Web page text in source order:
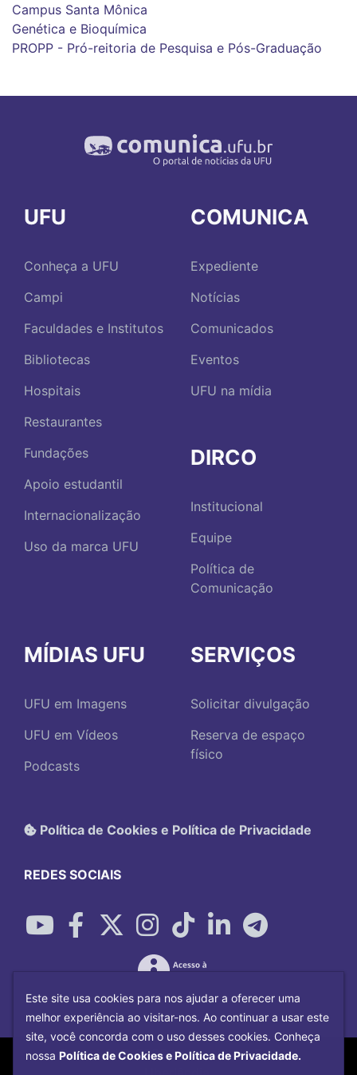
Campus Santa Mônica
Genética e Bioquímica
PROPP - Pró-reitoria de Pesquisa e Pós-Graduação
UFU
Conheça a UFU
Campi
Faculdades e Institutos
Bibliotecas
Hospitais
Restaurantes
Fundações
Apoio estudantil
Internacionalização
Uso da marca UFU
COMUNICA
Expediente
Notícias
Comunicados
Eventos
UFU na mídia
DIRCO
Institucional
Equipe
Política de
Comunicação
MÍDIAS UFU
UFU em Imagens
UFU em Vídeos
Podcasts
SERVIÇOS
Solicitar divulgação
Reserva de espaço
físico
Política de Cookies e Política de Privacidade
REDES SOCIAIS
Copyright©2026Universidade Federal
Este site usa cookies para nos ajudar a oferecer uma
melhor experiência ao visitar-nos. Ao continuar a usar este
site, você concorda com o uso desses cookies. Conheça
nossa Política de Cookies e Política de Privacidade.